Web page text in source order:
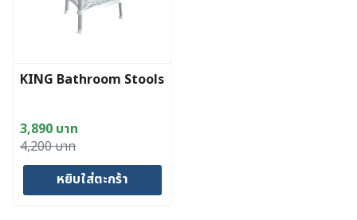
KING Bathroom Stools
4,200บาท
Original
price
3,890 บาท
Current
price
หยิบใส่ตะกร้า